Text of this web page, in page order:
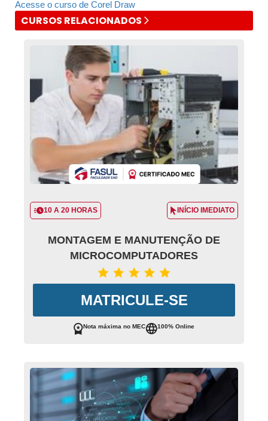
Acesse o curso de Corel Draw
CURSOS RELACIONADOS
10 A 20 HORAS INÍCIO IMEDIATO
MONTAGEM E MANUTENÇÃO DE
MICROCOMPUTADORES
MATRICULE-SE
Nota máxima no MEC 100% Online